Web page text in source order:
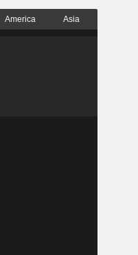
America Asia